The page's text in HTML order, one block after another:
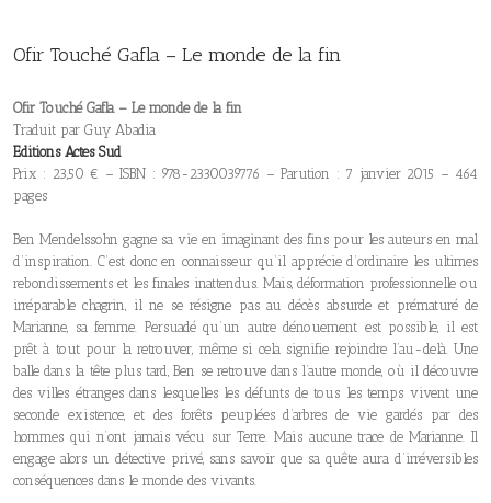
Ofir Touché Gafla – Le monde de la fin
Ofir Touché Gafla – Le monde de la fin
Traduit par Guy Abadia
Editions Actes Sud
Prix : 23,50 € – ISBN : 978-2330039776 – Parution : 7 janvier 2015 – 464
pages
Ben Mendelssohn gagne sa vie en imaginant des fins pour les auteurs en mal
d’inspiration. C’est donc en connaisseur qu’il apprécie d’ordinaire les ultimes
rebondissements et les finales inattendus. Mais, déformation professionnelle ou
irréparable chagrin, il ne se résigne pas au décès absurde et prématuré de
Marianne, sa femme. Persuadé qu’un autre dénouement est possible, il est
prêt à tout pour la retrouver, même si cela signifie rejoindre l’au-delà. Une
balle dans la tête plus tard, Ben se retrouve dans l’autre monde, où il découvre
des villes étranges dans lesquelles les défunts de tous les temps vivent une
seconde existence, et des forêts peuplées d’arbres de vie gardés par des
hommes qui n’ont jamais vécu sur Terre. Mais aucune trace de Marianne. Il
engage alors un détective privé, sans savoir que sa quête aura d’irréversibles
conséquences dans le monde des vivants.